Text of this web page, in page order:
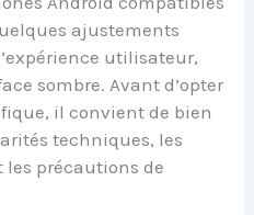
ajustements
utilisateur,
sombre. Avant d’opter
il convient de bien
techniques, les
précautions de